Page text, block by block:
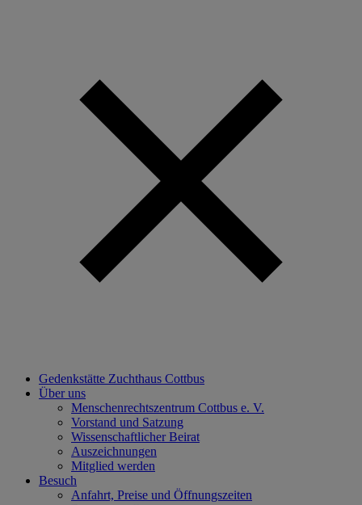
Gedenkstätte Zuchthaus Cottbus
Über uns
Menschenrechtszentrum Cottbus e. V.
Vorstand und Satzung
Wissenschaftlicher Beirat
Auszeichnungen
Mitglied werden
Besuch
Anfahrt, Preise und Öffnungszeiten